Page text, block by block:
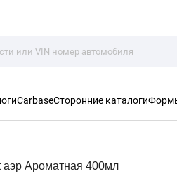
CarbaseСторонние каталоги
аэр Ароматная 400мл